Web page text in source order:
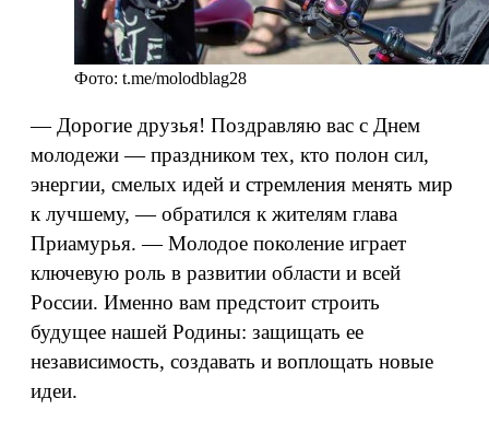
Фото: t.me/molodblag28
— Дорогие друзья! Поздравляю вас с Днем
молодежи — праздником тех, кто полон сил,
энергии, смелых идей и стремления менять мир
к лучшему, — обратился к жителям глава
Приамурья. — Молодое поколение играет
ключевую роль в развитии области и всей
России. Именно вам предстоит строить
будущее нашей Родины: защищать ее
независимость, создавать и воплощать новые
идеи.